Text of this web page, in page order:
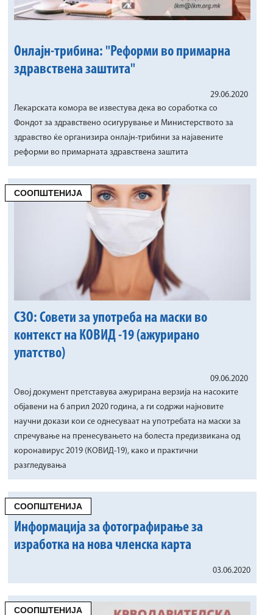
Онлајн-трибина: "Реформи во примарна
здравствена заштита"
29.06.2020
Лекарската комора ве известува дека во соработка со
Фондот за здравствено осигурување и Министерството за
здравство ќе организира онлајн-трибини за најавените
реформи во примарната здравствена заштита
СООПШТЕНИЈА
СЗО: Совети за употреба на маски во
контекст на КОВИД -19 (ажурирано
упатство)
09.06.2020
Овој документ претставува ажурирана верзија на насоките
објавени на 6 април 2020 година, а ги содржи најновите
научни докази кои се однесуваат на употребата на маски за
спречување на пренесувањето на болеста предизвикана од
коронавирус 2019 (КОВИД-19), како и практични
разгледувања
СООПШТЕНИЈА
Информација за фотографирање за
изработка на нова членска карта
03.06.2020
СООПШТЕНИЈА